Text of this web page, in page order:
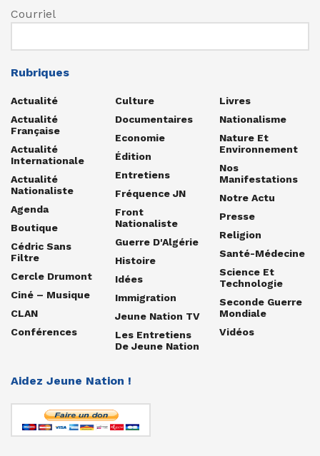
Courriel
Rubriques
Actualité
Actualité
Française
Actualité
Internationale
Actualité
Nationaliste
Agenda
Boutique
Cédric Sans
Filtre
Cercle Drumont
Ciné – Musique
CLAN
Conférences
Culture
Documentaires
Economie
Édition
Entretiens
Fréquence JN
Front
Nationaliste
Guerre D'Algérie
Histoire
Idées
Immigration
Jeune Nation TV
Les Entretiens
De Jeune Nation
Livres
Nationalisme
Nature Et
Environnement
Nos
Manifestations
Notre Actu
Presse
Religion
Santé-Médecine
Science Et
Technologie
Seconde Guerre
Mondiale
Vidéos
Aidez Jeune Nation !